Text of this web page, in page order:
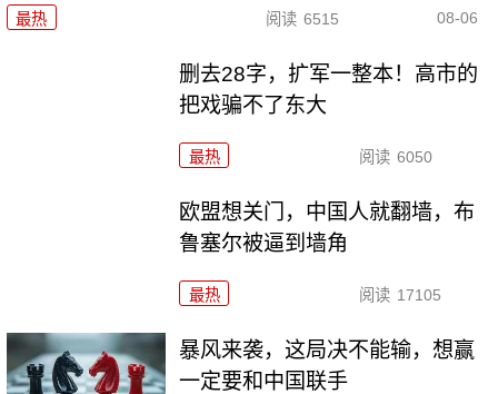
最热 阅读 6515 08-06
删去28字，扩军一整本！高市的
把戏骗不了东大
最热 阅读 6050
欧盟想关门，中国人就翻墙，布
鲁塞尔被逼到墙角
最热 阅读 17105
暴风来袭，这局决不能输，想赢
一定要和中国联手